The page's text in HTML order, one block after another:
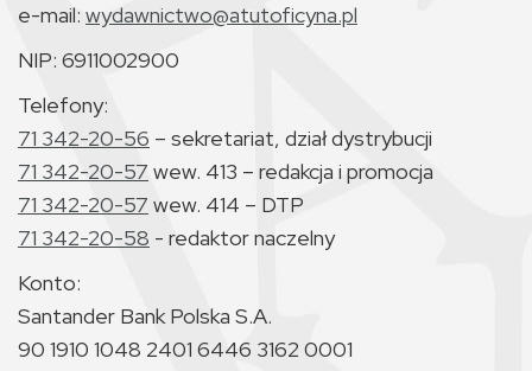
e-mail: wydawnictwo@atutoficyna.pl
NIP: 6911002900
Telefony:
71 342-20-56 – sekretariat, dział dystrybucji
71 342-20-57 wew. 413 – redakcja i promocja
71 342-20-57 wew. 414 – DTP
71 342-20-58 - redaktor naczelny
Konto:
Santander Bank Polska S.A.
90 1910 1048 2401 6446 3162 0001